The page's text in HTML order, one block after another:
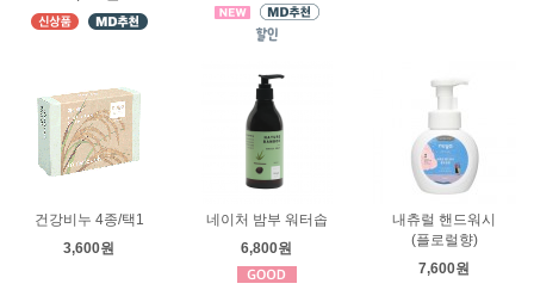
건강비누 4종/택1
3,600원
네이처 밤부 워터솝
6,800원
내츄럴 핸드워시
(플로럴향)
7,600원